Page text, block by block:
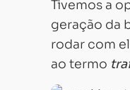
Tivemos a
geração da
rodar com
ao termo